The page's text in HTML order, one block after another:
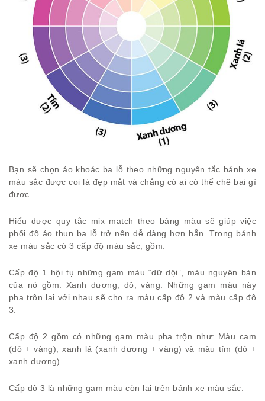
Bạn sẽ chọn áo khoác ba lỗ theo những nguyên tắc bánh xe
màu sắc được coi là đẹp mắt và chẳng có ai có thể chê bai gì
được.
Hiểu được quy tắc mix match theo bảng màu sẽ giúp việc
phối đồ áo thun ba lỗ trở nên dễ dàng hơn hẳn. Trong bánh
xe màu sắc có 3 cấp độ màu sắc, gồm:
Cấp độ 1 hội tụ những gam màu “dữ dội”, màu nguyên bản
của nó gồm: Xanh dương, đỏ, vàng. Những gam màu này
pha trộn lại với nhau sẽ cho ra màu cấp độ 2 và màu cấp độ
3.
Cấp độ 2 gồm có những gam màu pha trộn như: Màu cam
(đỏ + vàng), xanh lá (xanh dương + vàng) và màu tím (đỏ +
xanh dương)
Cấp độ 3 là những gam màu còn lại trên bánh xe màu sắc.